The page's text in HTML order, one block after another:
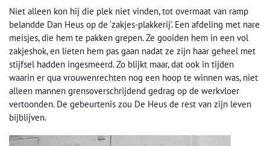
Niet alleen kon hij die plek niet vinden, tot overmaat van ramp
belandde Dan Heus op de ‘zakjes-plakkerij’. Een afdeling met nare
meisjes, die hem te pakken grepen. Ze gooiden hem in een vol
zakjeshok, en lieten hem pas gaan nadat ze zijn haar geheel met
stijfsel hadden ingesmeerd. Zo blijkt maar, dat ook in tijden
waarin er qua vrouwenrechten nog een hoop te winnen was, niet
alleen mannen grensoverschrijdend gedrag op de werkvloer
vertoonden. De gebeurtenis zou De Heus de rest van zijn leven
bijblijven.